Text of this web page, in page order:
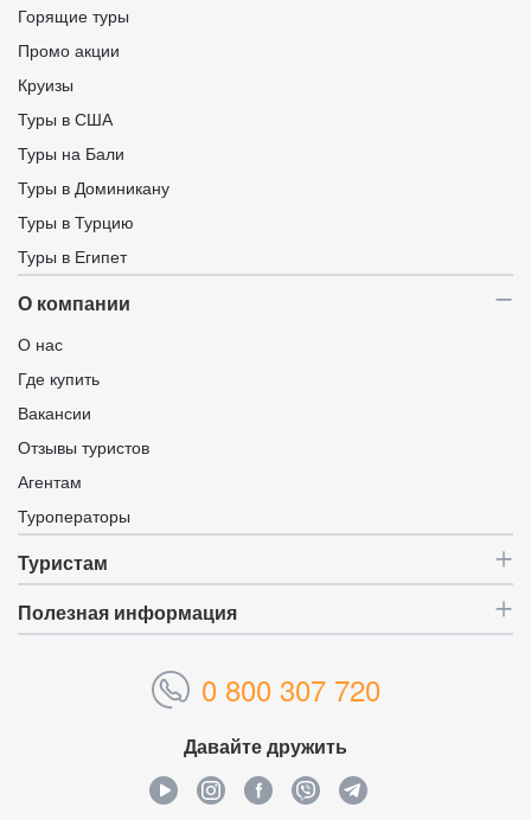
Горящие туры
Промо акции
Круизы
Туры в США
Туры на Бали
Туры в Доминикану
Туры в Турцию
Туры в Египет
О компании
О нас
Где купить
Вакансии
Отзывы туристов
Агентам
Туроператоры
Туристам
Полезная информация
0 800 307 720
Давайте дружить